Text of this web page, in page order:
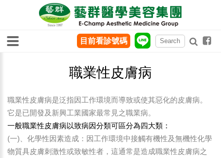
職業性皮膚病
職業性皮膚病是泛指因工作環境而導致或使其惡化的皮膚病。
它是已開發及新興工業國家最常見之職業病。
一般職業性皮膚病以致病因分類可區分為四大類：
(一)、化學性因素造成：因工作環境中接觸有機性及無機性化學
物質具皮膚刺激性或致敏性者，這通常是造成職業性皮膚病之
目前看診號碼